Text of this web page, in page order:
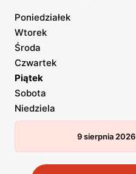
Poniedziałek
Wtorek
Środa
Czwartek
Piątek
Sobota
Niedziela
9 sierpnia 2026